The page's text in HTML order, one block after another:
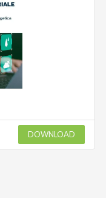
DOWNLOAD